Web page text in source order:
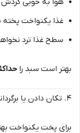
هوا به خوبی گردش
غذا یکنواخت
سطح غذا ترد
بهتر است سبد را
۴. تکان دادن یا برگرداندن غذا
برای پخت یکنواخت